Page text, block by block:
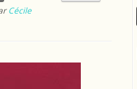
Cécile